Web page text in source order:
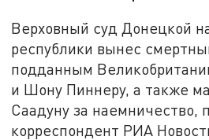
Верховный суд Донецкой
республики вынес
подданным
и Шону Пиннеру, а также
Саадуну за наемничество,
корреспондент РИА